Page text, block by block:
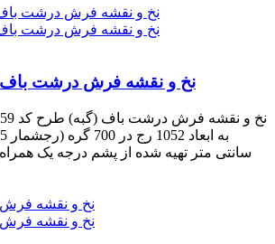
نخ و نقشه فرش درشت باف کد 59
سانتی متر تهیه شده از پشم درجه یک همراه